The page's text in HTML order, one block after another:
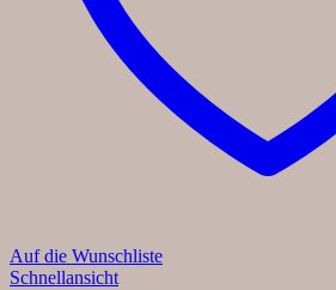
Auf die Wunschliste
Schnellansicht